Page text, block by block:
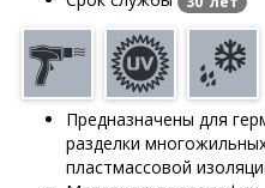
Предназначены для
разделки
пластмассовой